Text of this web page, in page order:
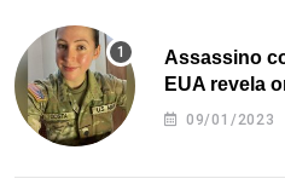
Assassino
EUA revela
09/01/2023